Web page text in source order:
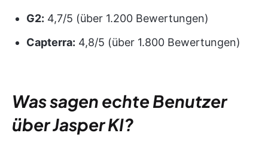
G2: 4,7/5 (über 1.200 Bewertungen)
Capterra: 4,8/5 (über 1.800 Bewertungen)
Was sagen echte Benutzer
über Jasper KI?